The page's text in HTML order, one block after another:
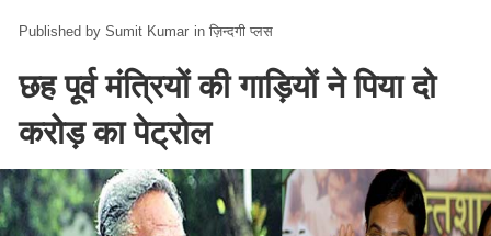
Sumit Kumar in ज़िन्दगी प्लस
छह पूर्व मंत्रियों की गाड़ियों ने पिया दो
करोड़ का पेट्रोल